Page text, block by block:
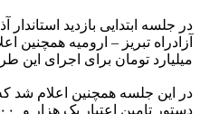
در جلسه ابتدایی بازدید
میلیارد تومان برای اجرای
در این جلسه همچنین اعلام شد